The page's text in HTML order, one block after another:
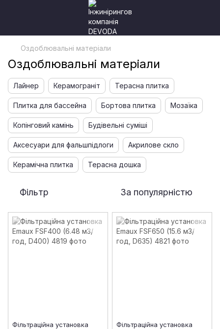
Оздоблювальні матеріали
Оздоблювальні матеріали
Лайнер Керамограніт Терасна плитка
Плитка для бассейна Бортова плитка Мозаїка
Копінговий камінь Будівельні суміші
Аксесуари для фальшпідлоги Акрилове скло
Керамічна плитка Терасна дошка
Фільтр За популярністю
Фільтраційна установка
Фільтраційна установка